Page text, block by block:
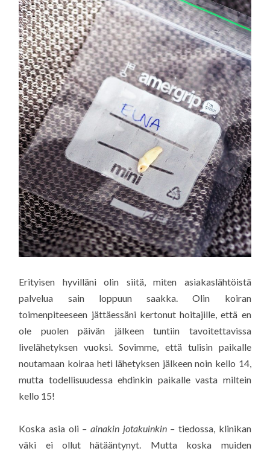
Erityisen hyvilläni olin siitä, miten asiakaslähtöistä
palvelua sain loppuun saakka. Olin koiran
toimenpiteeseen jättäessäni kertonut hoitajille, että en
ole puolen päivän jälkeen tuntiin tavoitettavissa
livelähetyksen vuoksi. Sovimme, että tulisin paikalle
noutamaan koiraa heti lähetyksen jälkeen noin kello 14,
mutta todellisuudessa ehdinkin paikalle vasta miltein
kello 15!
Koska asia oli – ainakin jotakuinkin – tiedossa, klinikan
väki ei ollut hätääntynyt. Mutta koska muiden